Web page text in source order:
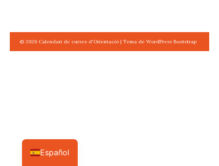
© 2026 Calendari de curses d'Orientació | Tema de WordPress Bootstrap
Español